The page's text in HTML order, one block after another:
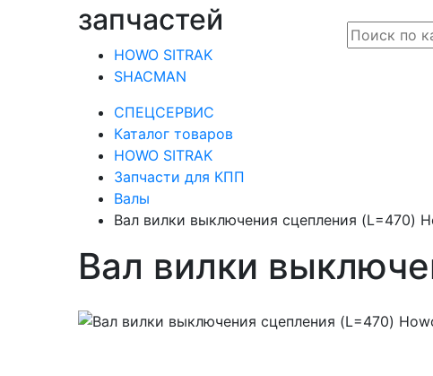
запчастей
HOWO SITRAK
SHACMAN
СПЕЦСЕРВИС
Каталог товаров
HOWO SITRAK
Запчасти для КПП
Валы
Вал вилки выключения сцепления (L=470)
Вал вилки